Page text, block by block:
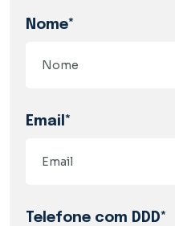
Nome*
Email*
Telefone com DDD*